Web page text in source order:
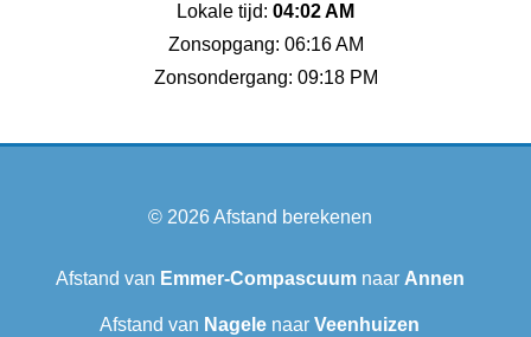
Lokale tijd: 04:02 AM
Zonsopgang: 06:16 AM
Zonsondergang: 09:18 PM
© 2026Afstand berekenen
Afstand van Emmer-Compascuumnaar Annen
Afstand van Nagele naar Veenhuizen